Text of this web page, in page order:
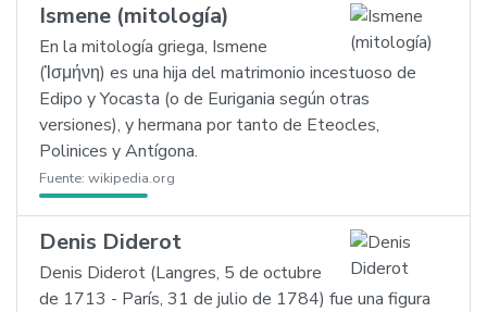
Ismene (mitología)
En la mitología griega, Ismene
(Ἰσμήνη) es una hija del matrimonio incestuoso de
Edipo y Yocasta (o de Eurigania según otras
versiones), y hermana por tanto de Eteocles,
Polinices y Antígona.
Fuente: wikipedia.org
Denis Diderot
Denis Diderot (Langres, 5 de octubre
de 1713 - París, 31 de julio de 1784) fue una figura